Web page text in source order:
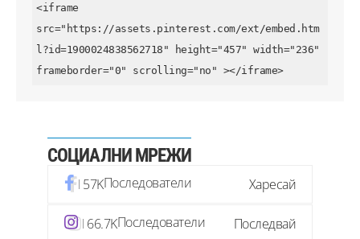
<iframe
src="https://assets.pinterest.com/ext/embed.htm
l?id=1900024838562718" height="457" width="236"
frameborder="0" scrolling="no" ></iframe>
СОЦИАЛНИ МРЕЖИ
57KПоследователи Харесай
66.7KПоследователи Последвай